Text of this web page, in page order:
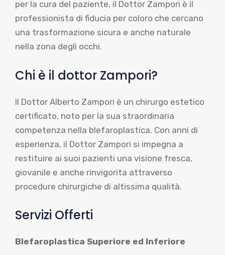
per la cura del paziente, il Dottor Zampori è il
professionista di fiducia per coloro che cercano
una trasformazione sicura e anche naturale
nella zona degli occhi.
Chi è il dottor Zampori?
Il Dottor Alberto Zampori è un chirurgo estetico
certificato, noto per la sua straordinaria
competenza nella blefaroplastica. Con anni di
esperienza, il Dottor Zampori si impegna a
restituire ai suoi pazienti una visione fresca,
giovanile e anche rinvigorita attraverso
procedure chirurgiche di altissima qualità.
Servizi Offerti
Blefaroplastica Superiore ed Inferiore